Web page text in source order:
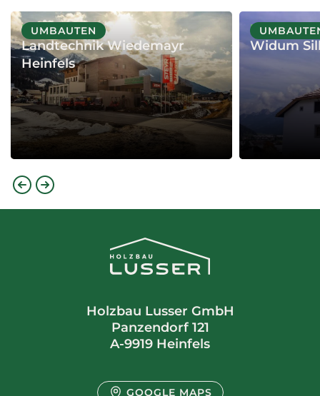
PROJEKT
Landtechnik Wiedemayr
Heinfels
UMBAUTEN PROJEKT
Widum
Holzbau Lusser GmbH
Panzendorf 121
A-9919 Heinfels
GOOGLE MAPS